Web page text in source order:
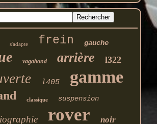
s'adapte frein gauche
vagabond arrière l322
l405 gamme
classique suspension
rover noir